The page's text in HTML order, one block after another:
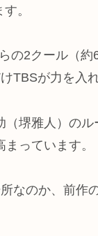
。
の2クール（約
TBSが力を入
堺雅人）の
っています。
なのか、前作